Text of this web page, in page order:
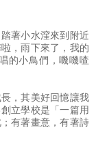
著小水漥來到附近
，雨下來了，我的
的小鳥們，嘰嘰喳
，其美好回憶讓我
立學校是「一篇用
有著畫意，有著詩